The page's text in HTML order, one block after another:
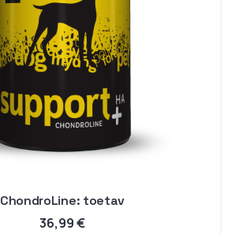
ChondroLine: toetav
36,99€